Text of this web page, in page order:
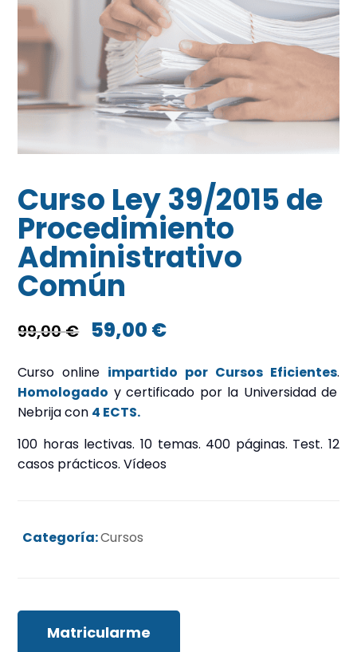
Curso Ley 39/2015 de
Procedimiento
Administrativo
Común
99,00€ El
precio
original
era:
99,00 €.
59,00 €
actual
59,00 €.
Curso online impartido por Cursos Eficientes.
Homologado y certificado por la Universidad de
Nebrija con 4 ECTS.
100 horas lectivas. 10 temas. 400 páginas. Test. 12
casos prácticos. Vídeos
Categoría:Cursos
Matricularme